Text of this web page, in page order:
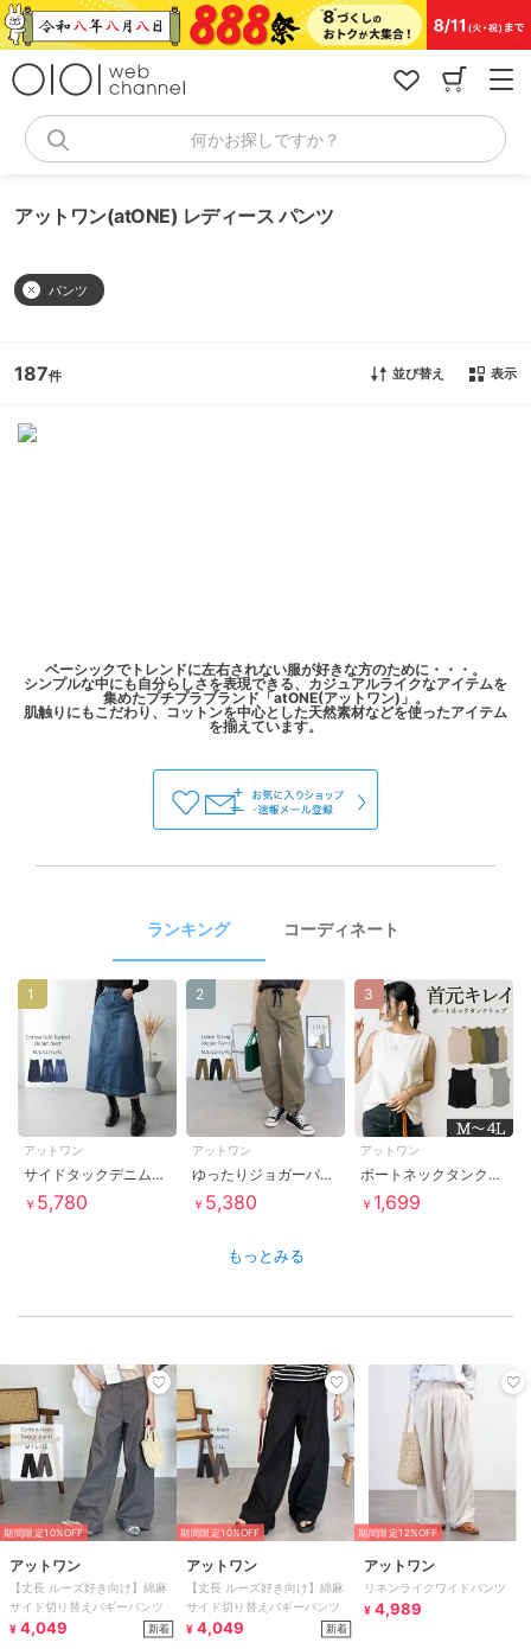
コ
ン
何かお探しですか？
アットワン(atONE) レディース パンツ
パンツ
187 並び替え 表示
ベーシックでトレンドに左右されない服が好きな方のために・・・。
シンプルな中にも自分らしさを表現できる、カジュアルライクなアイテムを
集めたプチプラブランド「atONE(アットワン)」。
肌触りにもこだわり、コットンを中心とした天然素材などを使ったアイテム
ランキング コーディネート
アットワン
サイドタックデニムスカート
￥ 5,780
1
アットワン
ゆったりジョガーパンツ
￥ 5,380
2
アットワン
ボートネックタンクトップ
￥ 1,699
3
もっとみる
期間限定10%OFF
アットワン
【丈長 ルーズ好き向け】綿麻
サイド切り替えバギーパンツ
¥ 4,049 新着
期間限定10%OFF
アットワン
【丈長 ルーズ好き向け】綿麻
サイド切り替えバギーパンツ
¥ 4,049 新着
期間限定12%OFF
アットワン
リネンライクワイドパンツ
¥ 4,989